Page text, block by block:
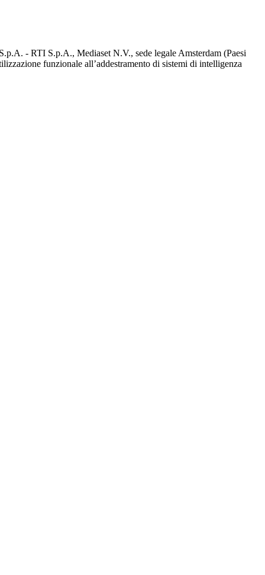
- RTI S.p.A., Mediaset N.V., sede legale Amsterdam (Paesi
funzionale all’addestramento di sistemi di intelligenza